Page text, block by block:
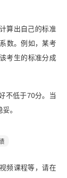
算出自己的标准
数。例如，某考
考生的标准分成
不低于70分。当
。
频课程等，请在